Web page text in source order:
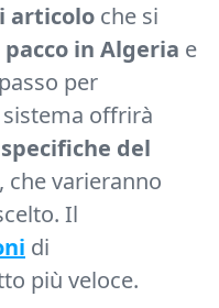
articolo che si
pacco in Algeria e
per
sistema offrirà
del
, che varieranno
Il
di
più veloce.